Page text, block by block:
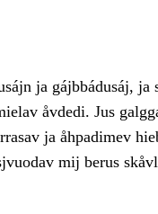
ja gájbbádusáj, ja
åvdedi. Jus
ja åhpadimev
mij berus